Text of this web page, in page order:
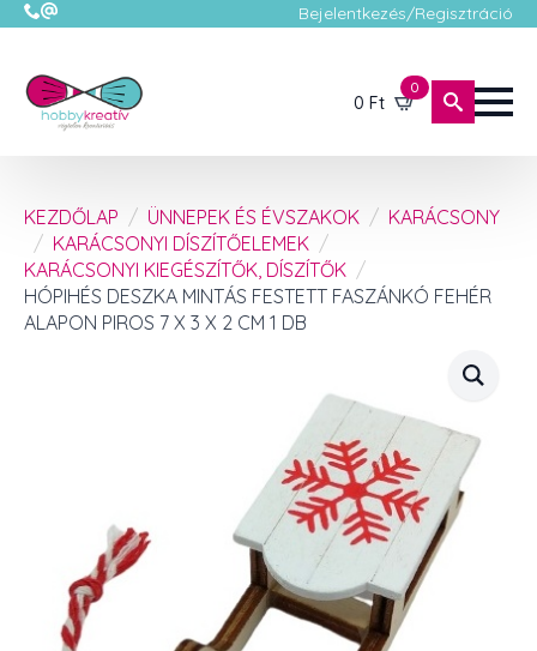
Bejelentkezés/Regisztráció
0 Ft
0
KEZDŐLAP ÜNNEPEK ÉS ÉVSZAKOK
KARÁCSONY
KARÁCSONYI DÍSZÍTŐELEMEK
KARÁCSONYI KIEGÉSZÍTŐK, DÍSZÍTŐK
HÓPIHÉS DESZKA MINTÁS FESTETT FASZÁNKÓ FEHÉR
ALAPON PIROS 7 X 3 X 2 CM 1 DB